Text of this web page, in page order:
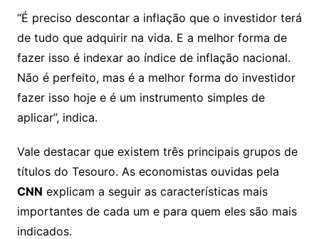
“É preciso descontar a inflação que o investidor terá
de tudo que adquirir na vida. E a melhor forma de
fazer isso é indexar ao índice de inflação nacional.
Não é perfeito, mas é a melhor forma do investidor
fazer isso hoje e é um instrumento simples de
aplicar”, indica.
Vale destacar que existem três principais grupos de
títulos do Tesouro. As economistas ouvidas pela
CNN explicam a seguir as características mais
importantes de cada um e para quem eles são mais
indicados.